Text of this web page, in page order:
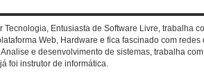
Tecnologia, Entusiasta de Software Livre, trabalha
Web, Hardware e fica fascinado com redes
e desenvolvimento de sistemas, trabalha
foi instrutor de informática.